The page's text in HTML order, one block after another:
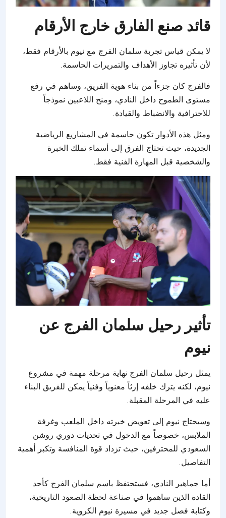
قائد صنع الفارق خارج الأرقام
لا يمكن قياس تجربة سلمان الفرج مع نيوم بالأرقام فقط،
لأن تأثيره تجاوز الأهداف والتمريرات الحاسمة.
فالفرج كان جزءاً من بناء هوية الفريق، وساهم في رفع
مستوى الطموح داخل النادي، ومنح اللاعبين نموذجاً
للاحترافية والانضباط والقيادة.
ومثل هذه الأدوار تكون حاسمة في المشاريع الرياضية
الجديدة، حيث تحتاج الفرق إلى أسماء تملك الخبرة
والشخصية قبل المهارة الفنية فقط.
تأثير رحيل سلمان الفرج عن
نيوم
يمثل رحيل سلمان الفرج نهاية مرحلة مهمة في مشروع
نيوم، لكنه يترك خلفه إرثاً معنوياً وفنياً يمكن للفريق البناء
عليه في المرحلة المقبلة.
وسيحتاج نيوم إلى تعويض خبرته داخل الملعب وغرفة
الملابس، خصوصاً مع الدخول في تحديات دوري روشن
السعودي للمحترفين، حيث تزداد قوة المنافسة وتكبر أهمية
التفاصيل.
أما جماهير النادي، فستحتفظ باسم سلمان الفرج كأحد
القادة الذين ساهموا في صناعة لحظة الصعود التاريخية،
وكتابة فصل جديد في مسيرة نيوم الكروية.